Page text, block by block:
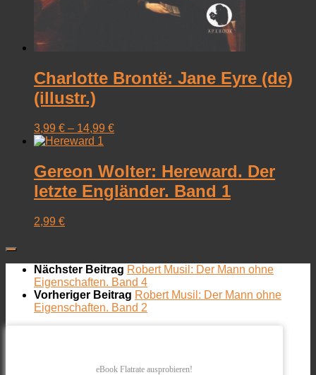
Charlotte Brontë: Jane Eyre (de)
(illustr.)
3,99 € – 14,99 €
Gereon Wolter: Hereward. Der
letzte Engländer. Band 1
2,99 €
Nächster Beitrag Robert Musil: Der Mann ohne
Eigenschaften. Band 4
Vorheriger Beitrag Robert Musil: Der Mann ohne
Eigenschaften. Band 2
eBook Flatrate ausprobieren!